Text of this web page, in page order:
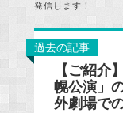
発信します！
過去の記事
【ご紹介
幌公演」
外劇場で